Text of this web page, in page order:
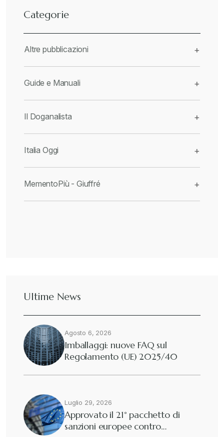
Categorie
Altre pubblicazioni +
Guide e Manuali +
Il Doganalista +
Italia Oggi +
MementoPiù - Giuffré +
Ultime News
Agosto 6, 2026
Imballaggi: nuove FAQ sul
Regolamento (UE) 2025/40
Luglio 29, 2026
Approvato il 21° pacchetto di
sanzioni europee contro…